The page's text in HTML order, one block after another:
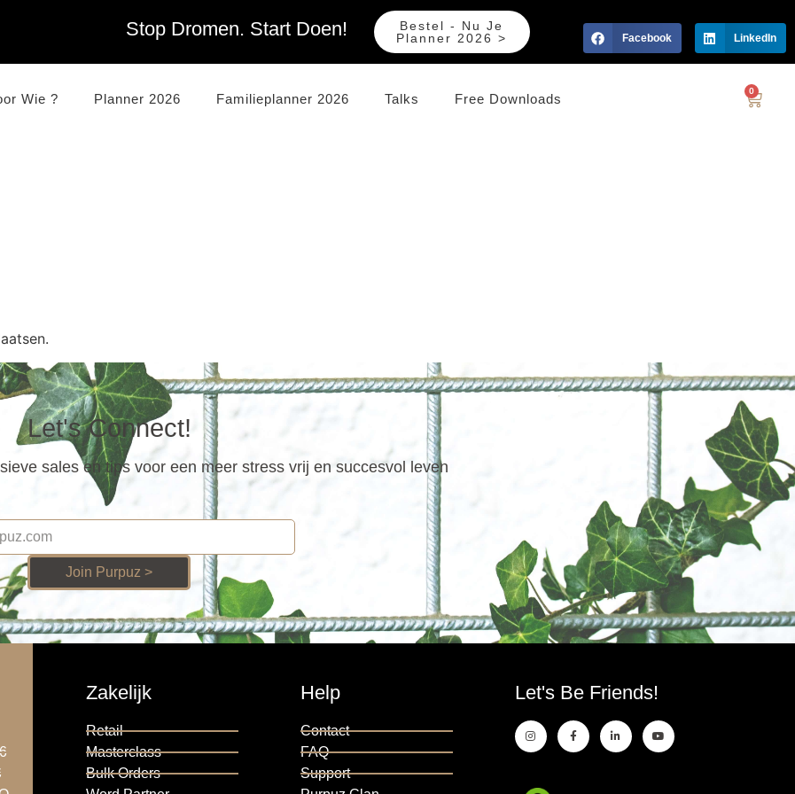
Stop Dromen. Start Doen!
Bestel - Nu Je
Planner 2026 >
Facebook LinkedIn
Wie ? Planner 2026 Familieplanner 2026 Talks Free Downloads
0
Let's Connect!
sales en tips voor een meer stress vrij en succesvol leven
Join Purpuz >
Zakelijk
Retail
Masterclass
Bulk Orders
Help
Contact
FAQ
Support
Let's Be Friends!